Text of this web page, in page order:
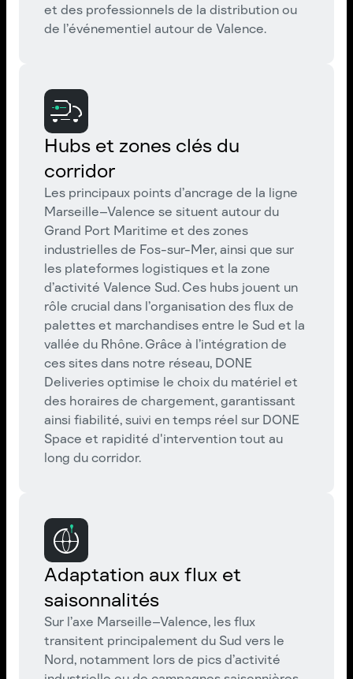
et des professionnels de la distribution ou
de l’événementiel autour de Valence.
Hubs et zones clés du
corridor
Les principaux points d’ancrage de la ligne
Marseille–Valence se situent autour du
Grand Port Maritime et des zones
industrielles de Fos-sur-Mer, ainsi que sur
les plateformes logistiques et la zone
d’activité Valence Sud. Ces hubs jouent un
rôle crucial dans l’organisation des flux de
palettes et marchandises entre le Sud et la
vallée du Rhône. Grâce à l’intégration de
ces sites dans notre réseau, DONE
Deliveries optimise le choix du matériel et
des horaires de chargement, garantissant
ainsi fiabilité, suivi en temps réel sur DONE
Space et rapidité d'intervention tout au
long du corridor.
Adaptation aux flux et
saisonnalités
Sur l’axe Marseille–Valence, les flux
transitent principalement du Sud vers le
Nord, notamment lors de pics d’activité